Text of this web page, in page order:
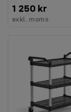
1 250 kr
exkl. moms